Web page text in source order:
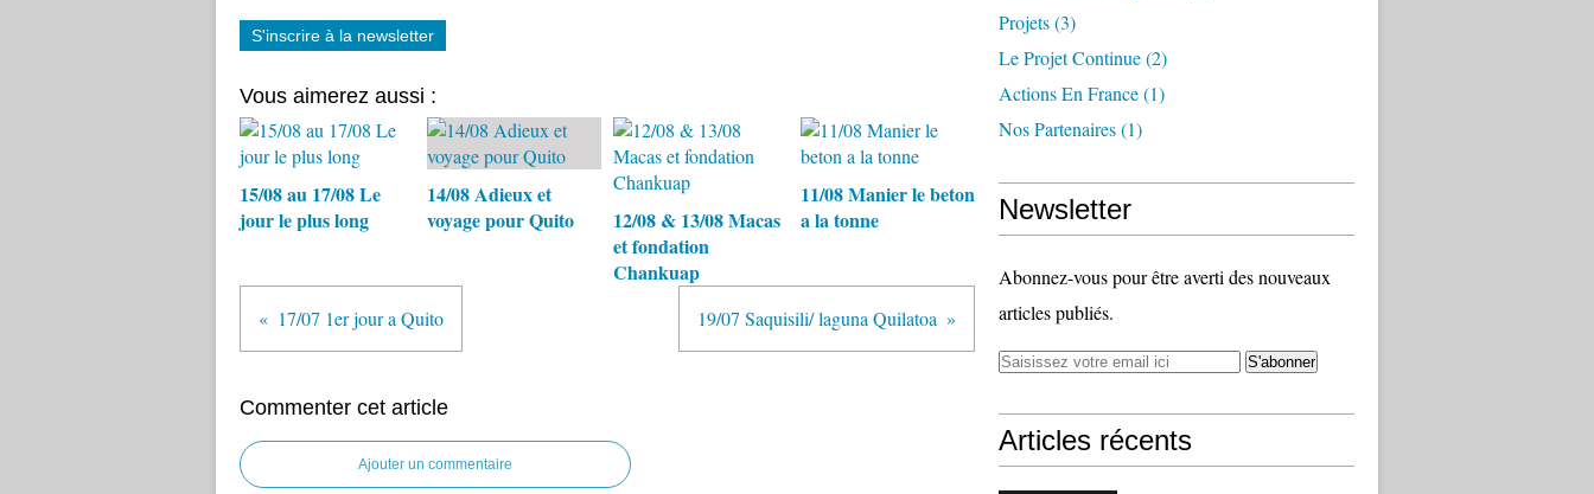
S'inscrire à la newsletter
Vous aimerez aussi :
15/08 au 17/08 Le
jour le plus long
14/08 Adieux et
voyage pour Quito
12/08 & 13/08 Macas
et fondation
Chankuap
11/08 Manier le beton
a la tonne
17/07 1er jour a Quito 19/07 Saquisili/ laguna Quilatoa
Commenter cet article
Ajouter un commentaire
Projets(3)
Le Projet Continue(2)
Actions En France(1)
Nos Partenaires(1)
Newsletter
Abonnez-vous pour être averti des nouveaux
articles publiés.
Articles récents